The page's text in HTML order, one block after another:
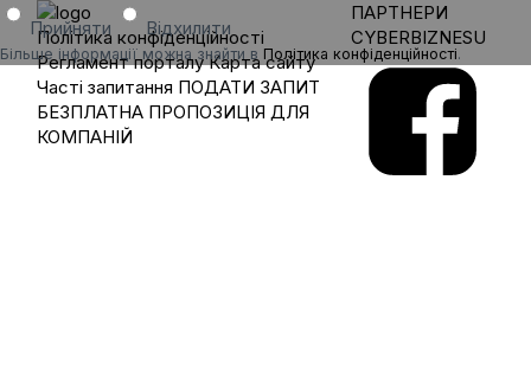
Прийняти Відхилити
Більше інформації можна знайти в Політика конфіденційності.
Політика конфіденційності
Регламент порталу Карта сайту
Часті запитання ПОДАТИ ЗАПИТ
БЕЗПЛАТНА ПРОПОЗИЦІЯ ДЛЯ
КОМПАНІЙ
ПАРТНЕРИ
CYBERBIZNESU